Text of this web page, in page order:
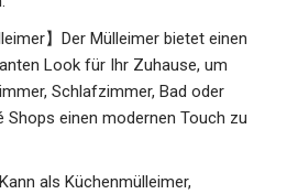
】Der Mülleimer bietet einen
Look für Ihr Zuhause, um
Schlafzimmer, Bad oder
Shops einen modernen Touch zu
als Küchenmülleimer,